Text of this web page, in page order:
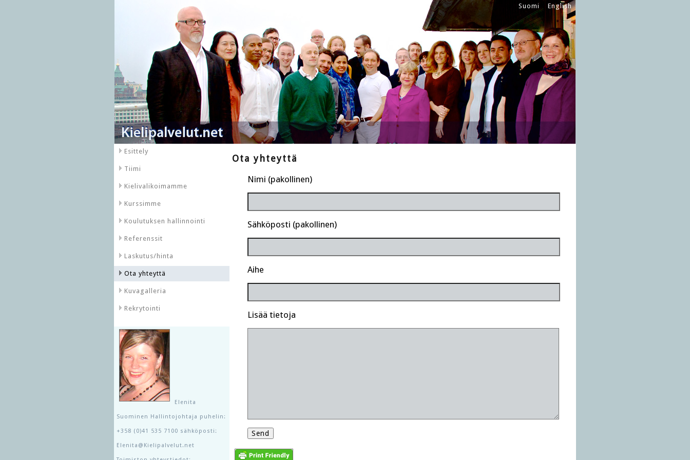
Suomi English
Esittely
Tiimi
Kielivalikoimamme
Kurssimme
Koulutuksen hallinnointi
Referenssit
Laskutus/hinta
Ota yhteyttä
Kuvagalleria
Rekrytointi
Elenita
Suominen Hallintojohtaja puhelin:
+358 (0)41 535 7100 sähköposti:
Elenita@Kielipalvelut.net
Ota yhteyttä
Nimi (pakollinen)
Sähköposti (pakollinen)
Aihe
Lisää tietoja